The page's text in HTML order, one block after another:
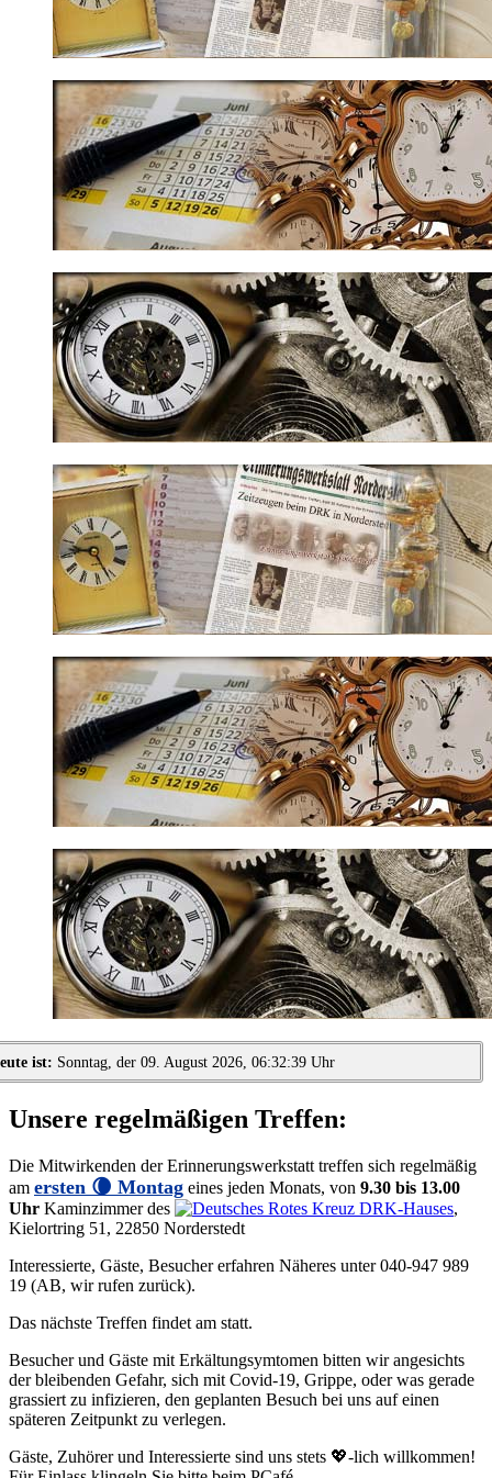
ist: Sonntag, der 09. August 2026, 06:32:39 Uhr
Unsere regelmäßigen Treffen:
Die Mitwirkenden der Erinnerungswerkstatt treffen sich regelmäßig
am ersten 🌘 Montag eines jeden Monats, von 9.30 bis 13.00
Uhr Kaminzimmer des DRK-Hauses,
Kielortring 51, 22850 Norderstedt
Interessierte, Gäste, Besucher erfahren Näheres unter 040-947 989
19 (AB, wir rufen zurück).
Das nächste Treffen findet am statt.
Besucher und Gäste mit Erkältungsymtomen bitten wir angesichts
der bleibenden Gefahr, sich mit Covid-19, Grippe, oder was gerade
grassiert zu infizieren, den geplanten Besuch bei uns auf einen
späteren Zeitpunkt zu verlegen.
Gäste, Zuhörer und Interessierte sind uns stets 💖-lich willkommen!